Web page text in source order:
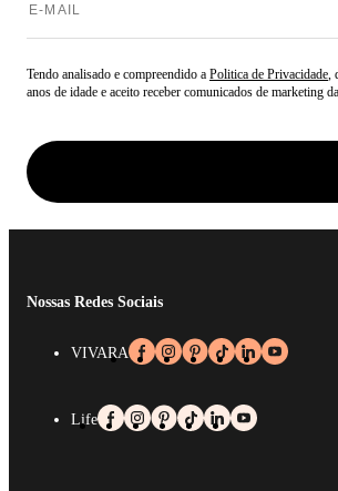
Tendo analisado e compreendido a Politica de Privacidade,
anos de idade e aceito receber comunicados de marketing
Nossas Redes Sociais
VIVARA
Life